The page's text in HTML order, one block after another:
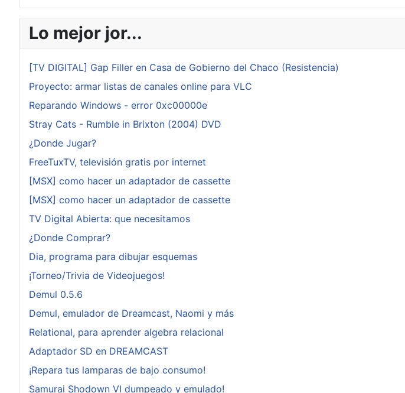
Lo mejor jor...
[TV DIGITAL] Gap Filler en Casa de Gobierno del Chaco (Resistencia)
Proyecto: armar listas de canales online para VLC
Reparando Windows - error 0xc00000e
Stray Cats - Rumble in Brixton (2004) DVD
¿Donde Jugar?
FreeTuxTV, televisión gratis por internet
[MSX] como hacer un adaptador de cassette
[MSX] como hacer un adaptador de cassette
TV Digital Abierta: que necesitamos
¿Donde Comprar?
Dia, programa para dibujar esquemas
¡Torneo/Trivia de Videojuegos!
Demul 0.5.6
Demul, emulador de Dreamcast, Naomi y más
Relational, para aprender algebra relacional
Adaptador SD en DREAMCAST
¡Repara tus lamparas de bajo consumo!
Samurai Shodown VI dumpeado y emulado!